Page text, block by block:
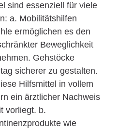
sind essenziell für viele
a. Mobilitätshilfen
ermöglichen es den
Beweglichkeit
Gehstöcke
sicherer zu gestalten.
Hilfsmittel in vollem
ein ärztlicher Nachweis
vorliegt. b.
wie